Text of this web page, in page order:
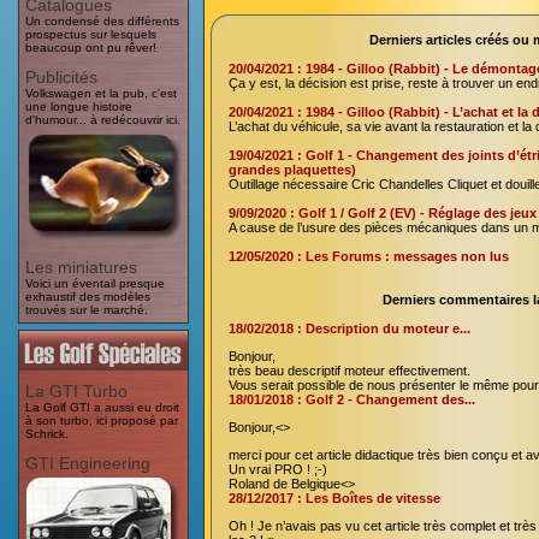
Catalogues
Un condensé des différents
prospectus sur lesquels
beaucoup ont pu rêver!
Publicités
Volkswagen et la pub, c'est
une longue histoire
d'humour... à redécouvrir ici.
Les miniatures
Voici un éventail presque
exhaustif des modèles
trouvés sur le marché.
La GTI Turbo
La Golf GTI a aussi eu droit
à son turbo, ici proposé par
Schrick.
GTI Engineering
Derniers articles créés ou
20/04/2021 : 1984 - Gilloo (Rabbit) - Le
Ça y est, la décision est prise, reste à trouver un
20/04/2021 : 1984 - Gilloo (Rabbit) - L’achat et la
L’achat du véhicule, sa vie avant la restauration et
19/04/2021 : Golf 1 - Changement des joints
grandes plaquettes)
Outillage nécessaire Cric Chandelles Cliquet et
9/09/2020 : Golf 1 / Golf 2 (EV) - Réglage des
A cause de l’usure des pièces mécaniques dans un
12/05/2020 : Les Forums : messages non lus
Derniers commentaires
18/02/2018 : Description du moteur e...
Bonjour,
très beau descriptif moteur effectivement.
Vous serait possible de nous présenter le même
18/01/2018 : Golf 2 - Changement des...
Bonjour,<>
merci pour cet article didactique très bien conçu et
Un vrai PRO ! ;-)
Roland de Belgique<>
28/12/2017 : Les Boîtes de vitesse
Oh ! Je n’avais pas vu cet article très complet et